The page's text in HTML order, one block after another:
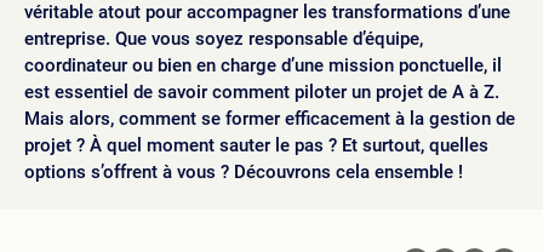
véritable atout pour accompagner les transformations d’une
entreprise. Que vous soyez responsable d’équipe,
coordinateur ou bien en charge d’une mission ponctuelle, il
est essentiel de savoir comment piloter un projet de A à Z.
Mais alors, comment se former efficacement à la gestion de
projet ? À quel moment sauter le pas ? Et surtout, quelles
options s’offrent à vous ? Découvrons cela ensemble !